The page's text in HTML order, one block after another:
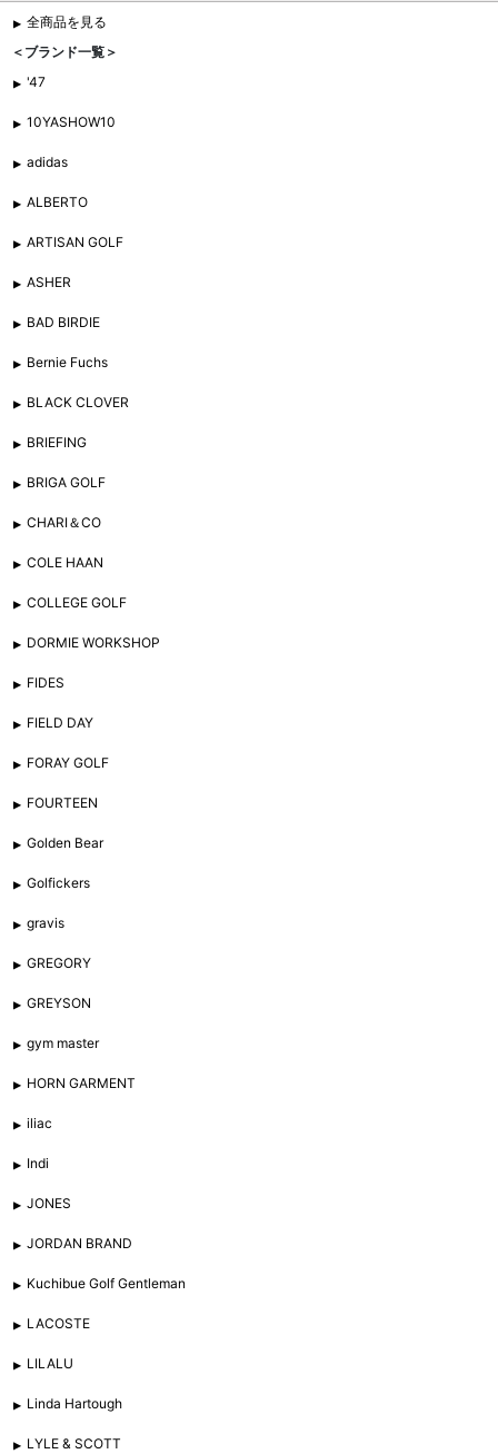
全商品を見る
＜ブランド一覧＞
'47
10YASHOW10
adidas
ALBERTO
ARTISAN GOLF
ASHER
BAD BIRDIE
Bernie Fuchs
BLACK CLOVER
BRIEFING
BRIGA GOLF
CHARI＆CO
COLE HAAN
COLLEGE GOLF
DORMIE WORKSHOP
FIDES
FIELD DAY
FORAY GOLF
FOURTEEN
Golden Bear
Golfickers
gravis
GREGORY
GREYSON
gym master
HORN GARMENT
iliac
Indi
JONES
JORDAN BRAND
Kuchibue Golf Gentleman
LACOSTE
LILALU
Linda Hartough
LYLE & SCOTT